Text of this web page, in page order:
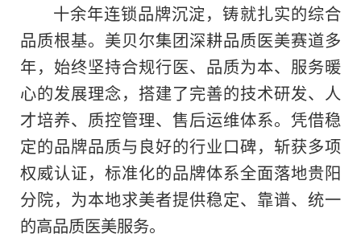
十余年连锁品牌沉淀，铸就扎实的综合
品质根基。美贝尔集团深耕品质医美赛道多
年，始终坚持合规行医、品质为本、服务暖
心的发展理念，搭建了完善的技术研发、人
才培养、质控管理、售后运维体系。凭借稳
定的品牌品质与良好的行业口碑，斩获多项
权威认证，标准化的品牌体系全面落地贵阳
分院，为本地求美者提供稳定、靠谱、统一
的高品质医美服务。